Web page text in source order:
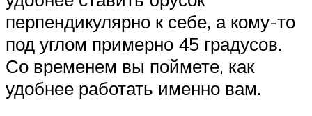
перпендикулярно к себе, а кому-то
под углом примерно 45 градусов.
Со временем вы поймете, как
удобнее работать именно вам.